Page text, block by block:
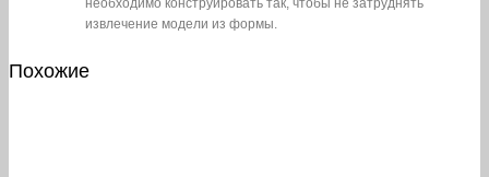
необходимо конструировать так, чтобы не затруднять
извлечение модели из формы.
Похожие